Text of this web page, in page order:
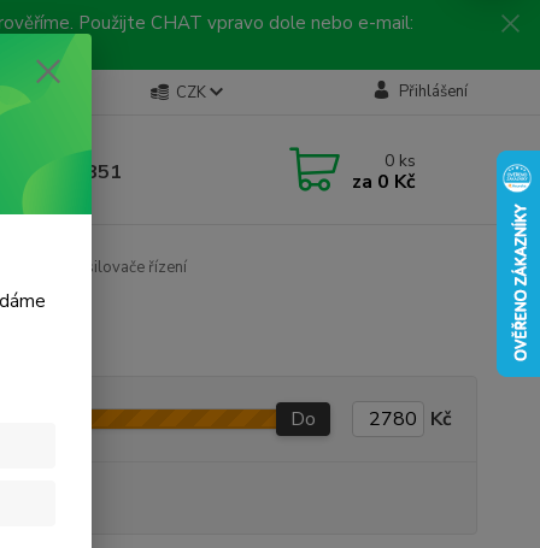
Použijte CHAT vpravo dole nebo e-mail:
Kontakty CZK Přihlášení
linka
792 217 851
9-16 hod.)
0 ks
za 0 Kč
posilovače řízení
Do Kč